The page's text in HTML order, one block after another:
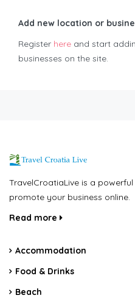
Add new location or
Register here and start
businesses on the site.
TravelCroatiaLive is a
promote your business online.
Read more
Accommodation
Food & Drinks
Beach